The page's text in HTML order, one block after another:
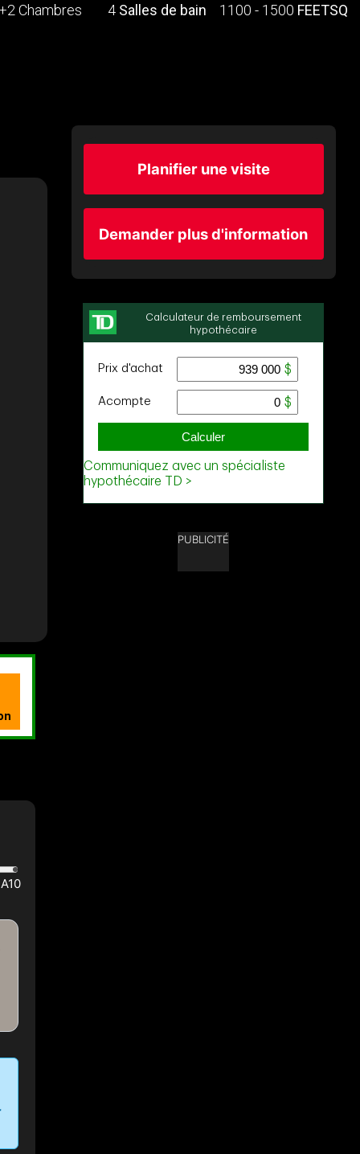
Chambres 4 Salles de bain 1100 - 1500 FEETSQ
Planifier une visite
Demander plus d'information
PUBLICITÉ